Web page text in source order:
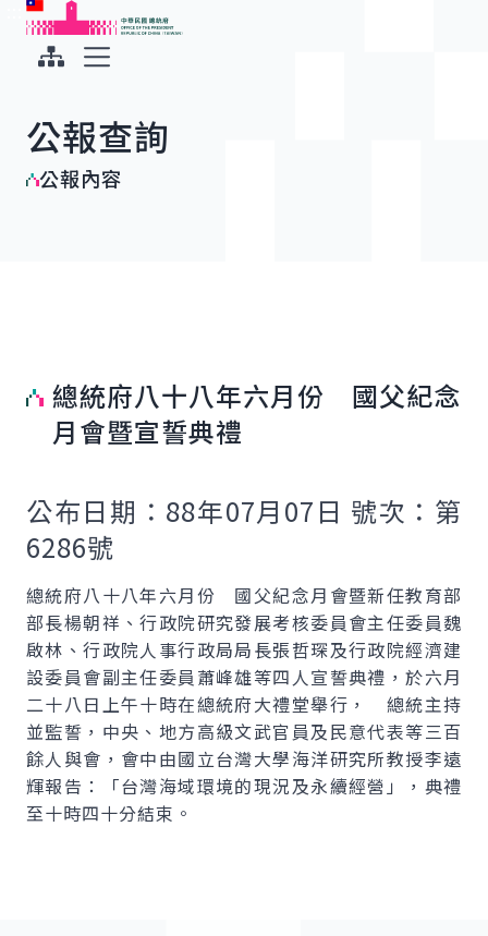
跳到主要內容
中華民國總統府
公報查詢
公報內容
總統府八十八年六月份 國父紀念
月會暨宣誓典禮
公布日期：88年07月07日 號次：第
6286號
總統府八十八年六月份 國父紀念月會暨新任教育部
部長楊朝祥、行政院研究發展考核委員會主任委員魏
啟林、行政院人事行政局局長張哲琛及行政院經濟建
設委員會副主任委員蕭峰雄等四人宣誓典禮，於六月
二十八日上午十時在總統府大禮堂舉行， 總統主持
並監誓，中央、地方高級文武官員及民意代表等三百
餘人與會，會中由國立台灣大學海洋研究所教授李遠
輝報告：「台灣海域環境的現況及永續經營」，典禮
至十時四十分結束。